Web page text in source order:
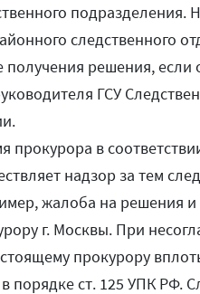
следственного
получения решения,
ГСУ
прокурора в
надзор за тем
жалоба на решения
г. Москвы. При
прокурору
порядке ст. 125 УПК РФ.